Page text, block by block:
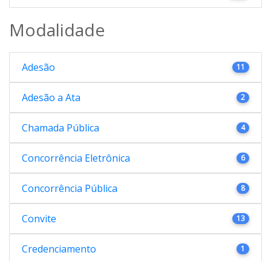
Modalidade
Adesão 11
Adesão a Ata 2
Chamada Pública 4
Concorrência Eletrônica 6
Concorrência Pública 8
Convite 13
Credenciamento 1